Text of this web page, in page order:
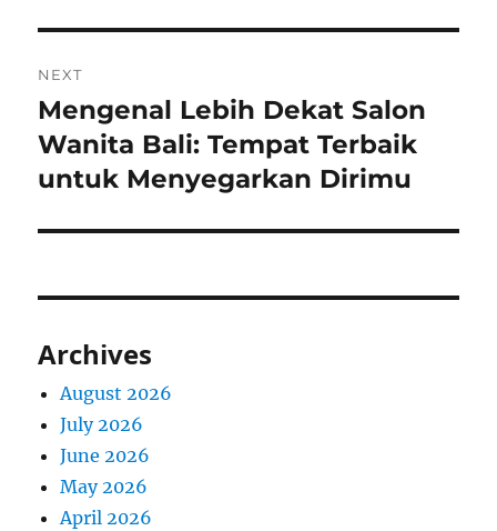
NEXT
Next
post:
Mengenal Lebih Dekat Salon
Wanita Bali: Tempat Terbaik
untuk Menyegarkan Dirimu
Archives
August 2026
July 2026
June 2026
May 2026
April 2026